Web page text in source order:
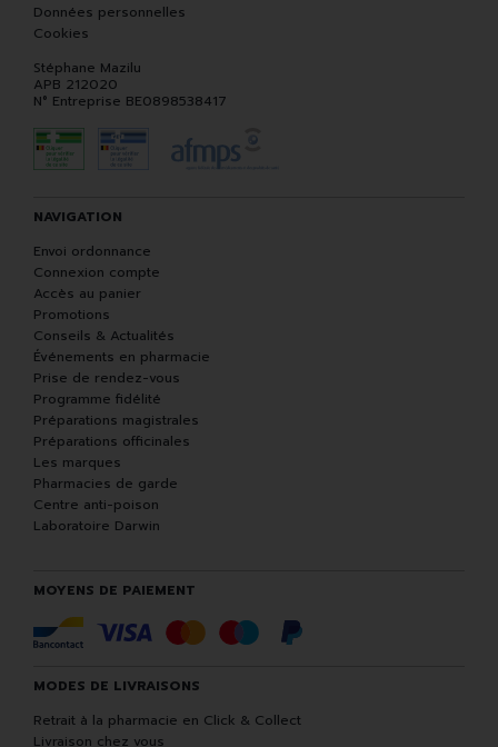
Données personnelles
Cookies
Stéphane Mazilu
APB 212020
N° Entreprise BE0898538417
NAVIGATION
Envoi ordonnance
Connexion compte
Accès au panier
Promotions
Conseils & Actualités
Événements en pharmacie
Prise de rendez-vous
Programme fidélité
Préparations magistrales
Préparations officinales
Les marques
Pharmacies de garde
Centre anti-poison
Laboratoire Darwin
MOYENS DE PAIEMENT
MODES DE LIVRAISONS
Retrait à la pharmacie en Click & Collect
Livraison chez vous